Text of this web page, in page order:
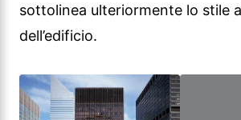
sottolinea ulteriormente lo stile
dell’edificio.